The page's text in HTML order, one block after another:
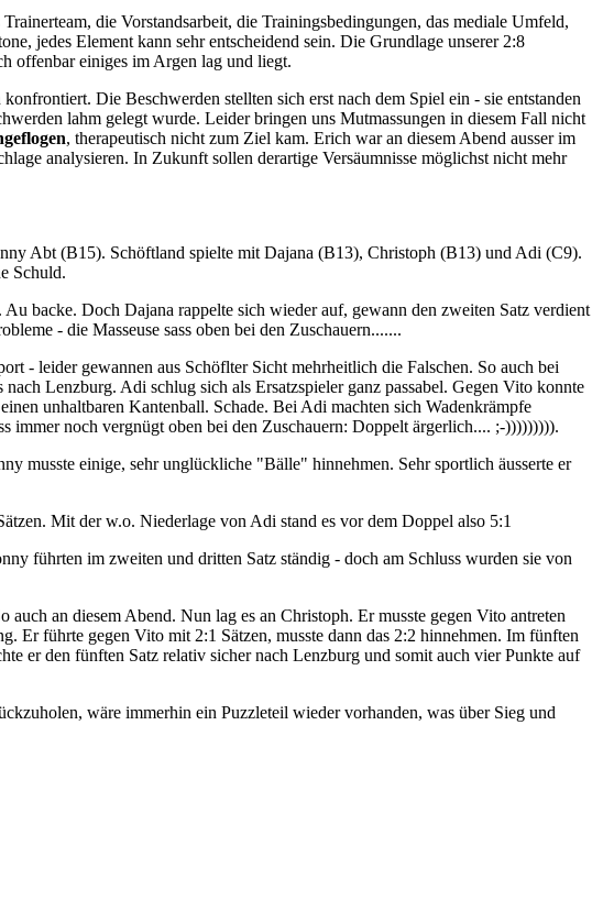
die Vorstandsarbeit, die Trainingsbedingungen, das mediale Umfeld,
jedes Element kann sehr entscheidend sein. Die Grundlage unserer 2:8
offenbar einiges im Argen lag und liegt.
Die Beschwerden stellten sich erst nach dem Spiel ein - sie entstanden
lahm gelegt wurde. Leider bringen uns Mutmassungen in diesem Fall nicht
, therapeutisch nicht zum Ziel kam. Erich war an diesem Abend ausser im
analysieren. In Zukunft sollen derartige Versäumnisse möglichst nicht mehr
Abt (B15). Schöftland spielte mit Dajana (B13), Christoph (B13) und Adi (C9).
Schuld.
backe. Doch Dajana rappelte sich wieder auf, gewann den zweiten Satz verdient
- die Masseuse sass oben bei den Zuschauern.......
- leider gewannen aus Schöflter Sicht mehrheitlich die Falschen. So auch bei
Lenzburg. Adi schlug sich als Ersatzspieler ganz passabel. Gegen Vito konnte
unhaltbaren Kantenball. Schade. Bei Adi machten sich Wadenkrämpfe
immer noch vergnügt oben bei den Zuschauern: Doppelt ärgerlich.... ;-))))))))).
musste einige, sehr unglückliche "Bälle" hinnehmen. Sehr sportlich äusserte er
Mit der w.o. Niederlage von Adi stand es vor dem Doppel also 5:1
führten im zweiten und dritten Satz ständig - doch am Schluss wurden sie von
an diesem Abend. Nun lag es an Christoph. Er musste gegen Vito antreten
Er führte gegen Vito mit 2:1 Sätzen, musste dann das 2:2 hinnehmen. Im fünften
er den fünften Satz relativ sicher nach Lenzburg und somit auch vier Punkte auf
wäre immerhin ein Puzzleteil wieder vorhanden, was über Sieg und